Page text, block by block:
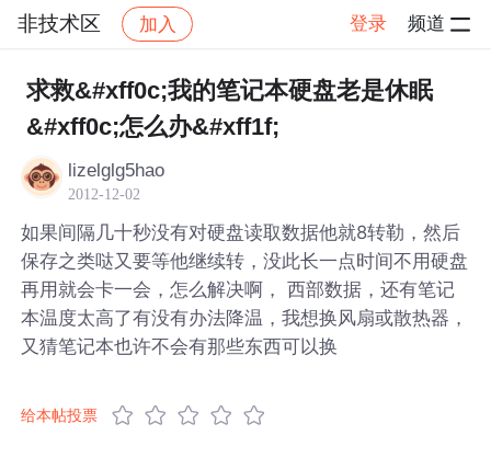
非技术区 加入 登录 频道
社区 非技术区 帖子详情
求救&#xff0c;我的笔记本硬盘老是休眠
&#xff0c;怎么办&#xff1f;
lizelglg5hao
2012-12-02
如果间隔几十秒没有对硬盘读取数据他就8转勒，然后
保存之类哒又要等他继续转，没此长一点时间不用硬盘
再用就会卡一会，怎么解决啊， 西部数据，还有笔记
本温度太高了有没有办法降温，我想换风扇或散热器，
又猜笔记本也许不会有那些东西可以换
给本帖投票